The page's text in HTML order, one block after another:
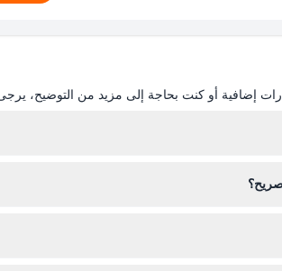
إضافية أو كنت بحاجة إلى مزيد من التوضيح، يرجى